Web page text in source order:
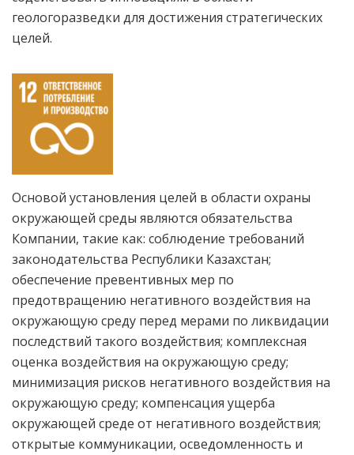
геологоразведки для достижения стратегических
целей.
Основой установления целей в области охраны
окружающей среды являются обязательства
Компании, такие как: соблюдение требований
законодательства Республики Казахстан;
обеспечение превентивных мер по
предотвращению негативного воздействия на
окружающую среду перед мерами по ликвидации
последствий такого воздействия; комплексная
оценка воздействия на окружающую среду;
минимизация рисков негативного воздействия на
окружающую среду; компенсация ущерба
окружающей среде от негативного воздействия;
открытые коммуникации, осведомленность и